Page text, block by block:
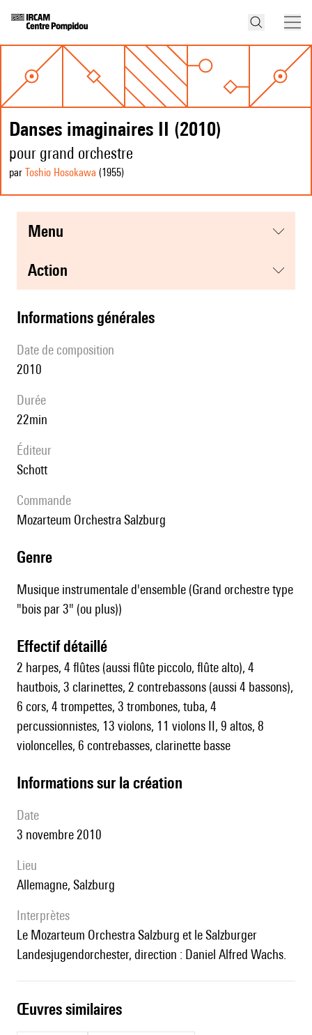
Danses imaginaires II (2010)
pour grand orchestre
par Toshio Hosokawa (1955)
menu
action
informations générales
date de composition
2010
durée
22min
éditeur
Schott
Commande
Mozarteum Orchestra Salzburg
genre
Musique instrumentale d'ensemble (Grand orchestre type
"bois par 3" (ou plus))
effectif détaillé
2 harpes, 4 flûtes (aussi flûte piccolo, flûte alto), 4
hautbois, 3 clarinettes, 2 contrebassons (aussi 4 bassons),
6 cors, 4 trompettes, 3 trombones, tuba, 4
percussionnistes, 13 violons, 11 violons II, 9 altos, 8
violoncelles, 6 contrebasses, clarinette basse
informations sur la création
date
3 novembre 2010
lieu
Allemagne, Salzburg
interprètes
le Mozarteum Orchestra Salzburg et le Salzburger
Landesjugendorchester, direction : Daniel Alfred Wachs.
œuvres similaires